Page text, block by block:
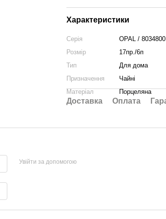
Характеристики
Серія
OPAL / 8034800
Розмір
17пр./6п
Тип
Для дома
Призначення
Чайні
Матеріал
Порцеляна
Доставка Оплата
Увійти за допомогою